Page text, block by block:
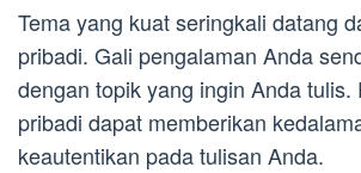
Tema yang kuat seringkali datang
pribadi. Gali pengalaman Anda
dengan topik yang ingin Anda tulis.
pribadi dapat memberikan
keautentikan pada tulisan Anda.